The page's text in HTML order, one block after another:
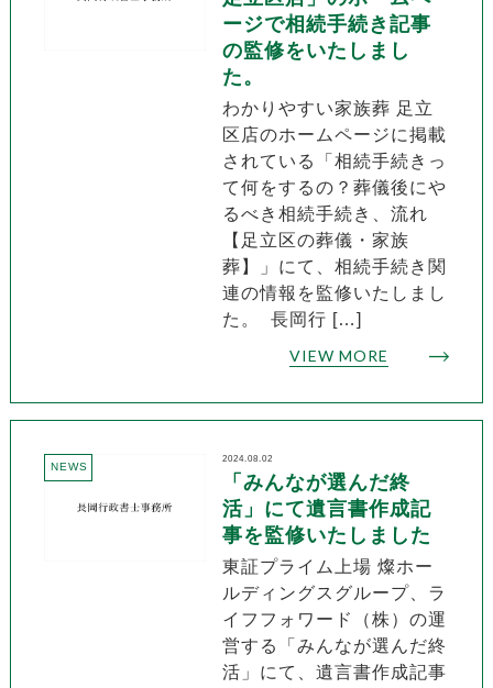
ージで相続手続き記事
の監修をいたしまし
た。
わかりやすい家族葬 足立
区店のホームページに掲載
されている「相続手続きっ
て何をするの？葬儀後にや
るべき相続手続き、流れ
【足立区の葬儀・家族
葬】」にて、相続手続き関
連の情報を監修いたしまし
た。 長岡行 […]
VIEW MORE
NEWS
2024.08.02
「みんなが選んだ終
活」にて遺言書作成記
事を監修いたしました
東証プライム上場 燦ホー
ルディングスグループ、ラ
イフフォワード（株）の運
営する「みんなが選んだ終
活」にて、遺言書作成記事